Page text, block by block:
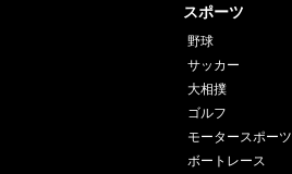
スポーツ
野球
サッカー
大相撲
ゴルフ
モータースポーツ
ボートレース